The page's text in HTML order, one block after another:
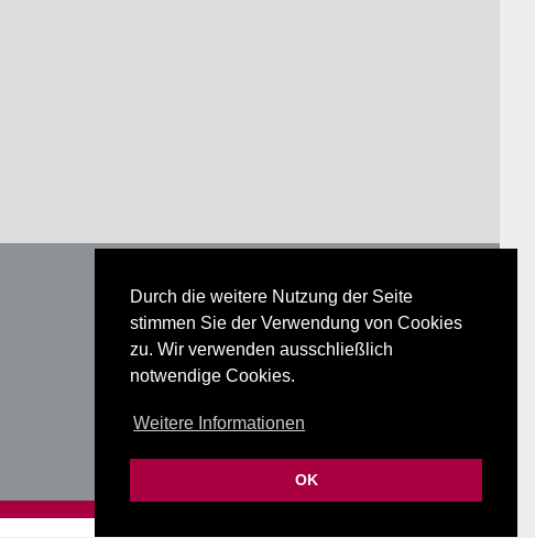
Durch die weitere Nutzung der Seite
stimmen Sie der Verwendung von Cookies
zu. Wir verwenden ausschließlich
notwendige Cookies.
Weitere Informationen
OK
Glossar
Datenschutz
Impressum